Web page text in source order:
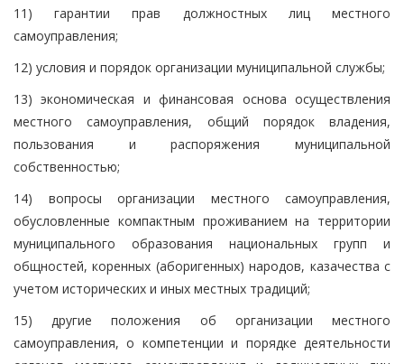
11) гарантии прав должностных лиц местного
самоуправления;
12) условия и порядок организации муниципальной службы;
13) экономическая и финансовая основа осуществления
местного самоуправления, общий порядок владения,
пользования и распоряжения муниципальной
собственностью;
14) вопросы организации местного самоуправления,
обусловленные компактным проживанием на территории
муниципального образования национальных групп и
общностей, коренных (аборигенных) народов, казачества с
учетом исторических и иных местных традиций;
15) другие положения об организации местного
самоуправления, о компетенции и порядке деятельности